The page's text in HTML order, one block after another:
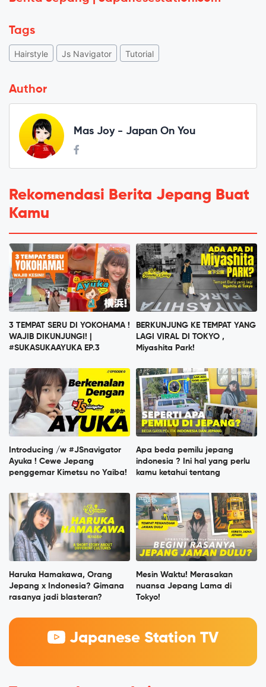
Tags
Hairstyle Js Navigator Tutorial
Author
Mas Joy - Japan On You
Rekomendasi Berita Jepang Buat
Kamu
3 TEMPAT SERU DI YOKOHAMA !
WAJIB DIKUNJUNGI! |
#SUKASUKAAYUKA EP.3
BERKUNJUNG KE TEMPAT YANG
LAGI VIRAL DI TOKYO ,
Miyashita Park!
Introducing /w #JSnavigator
Ayuka ! Cewe Jepang
penggemar Kimetsu no Yaiba!
Apa beda pemilu jepang
indonesia ? Ini hal yang perlu
kamu ketahui tentang
Haruka Hamakawa, Orang
Jepang x Indonesia? Gimana
rasanya jadi blasteran?
Mesin Waktu! Merasakan
nuansa Jepang Lama di
Tokyo!
Japanese Station TV